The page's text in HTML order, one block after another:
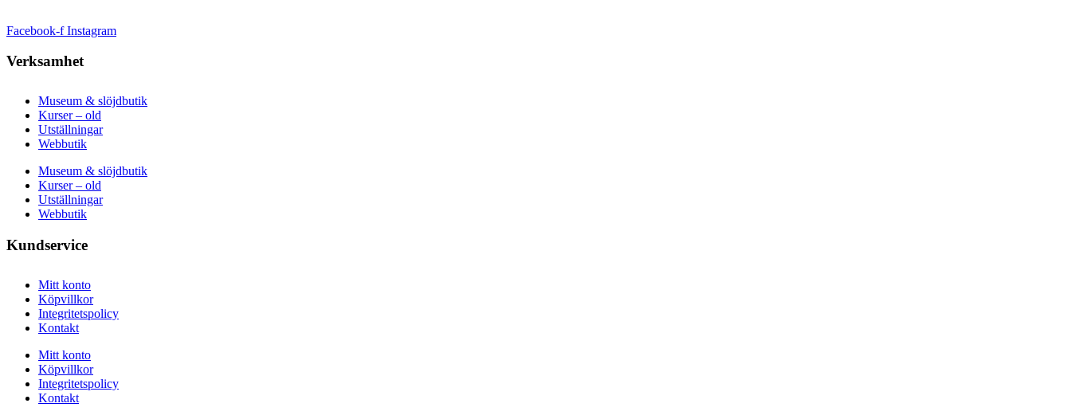
Facebook-f Instagram
Verksamhet
Museum & slöjdbutik
Kurser – old
Utställningar
Webbutik
Museum & slöjdbutik
Kurser – old
Utställningar
Webbutik
Kundservice
Mitt konto
Köpvillkor
Integritetspolicy
Kontakt
Mitt konto
Köpvillkor
Integritetspolicy
Kontakt